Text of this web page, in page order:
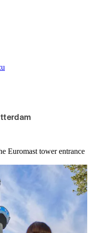
Euromast tower entrance